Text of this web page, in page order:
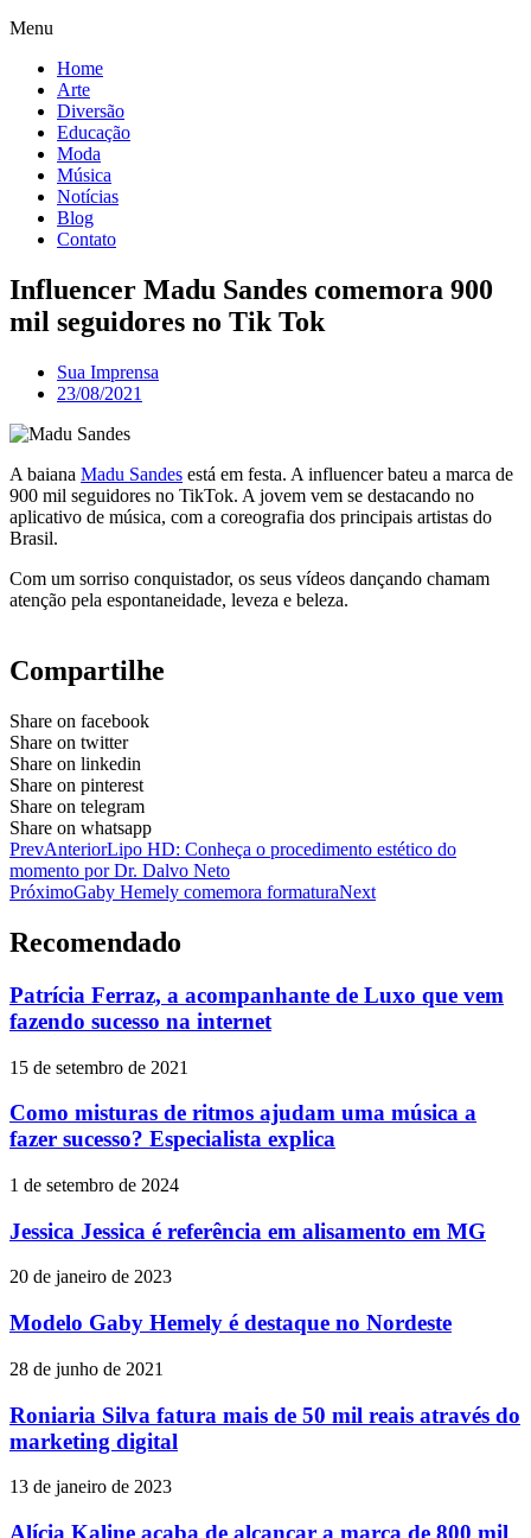
Menu
Home
Arte
Diversão
Educação
Moda
Música
Notícias
Blog
Contato
Influencer Madu Sandes comemora 900
mil seguidores no Tik Tok
Sua Imprensa
23/08/2021
A baiana Madu Sandes está em festa. A influencer bateu a marca de
900 mil seguidores no TikTok. A jovem vem se destacando no
aplicativo de música, com a coreografia dos principais artistas do
Brasil.
Com um sorriso conquistador, os seus vídeos dançando chamam
atenção pela espontaneidade, leveza e beleza.
Compartilhe
Share on facebook
Share on twitter
Share on linkedin
Share on pinterest
Share on telegram
Share on whatsapp
PrevAnteriorLipo HD: Conheça o procedimento estético do
momento por Dr. Dalvo Neto
PróximoGaby Hemely comemora formaturaNext
Recomendado
Patrícia Ferraz, a acompanhante de Luxo que vem
fazendo sucesso na internet
15 de setembro de 2021
Como misturas de ritmos ajudam uma música a
fazer sucesso? Especialista explica
1 de setembro de 2024
Jessica Jessica é referência em alisamento em MG
20 de janeiro de 2023
Modelo Gaby Hemely é destaque no Nordeste
28 de junho de 2021
Roniaria Silva fatura mais de 50 mil reais através do
marketing digital
13 de janeiro de 2023
Alícia Kaline acaba de alcançar a marca de 800 mil